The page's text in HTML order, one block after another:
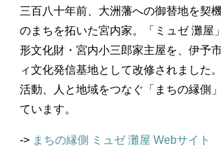
三百八十年前、大洲藩への御替地を契
のまちを拓いた宮内家。「ミュゼ 灘屋
形文化財・宮内小三郎家主屋を、伊予
ィ文化発信基地として改修されました
活動、人と地域をつなぐ「まちの縁側
ています。
-> まちの縁側 ミュゼ 灘屋 Webサイト